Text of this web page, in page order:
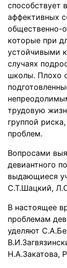
способствует
аффективных
общественно-
которые при
устойчивыми
случаях
школы. Плохо
трудовую
группой
проблем.
Вопросами
девиантного
выдающиеся
С.Т.Шацкий,
В настоящее
проблемам
уделяют
Н.А.Закатова,